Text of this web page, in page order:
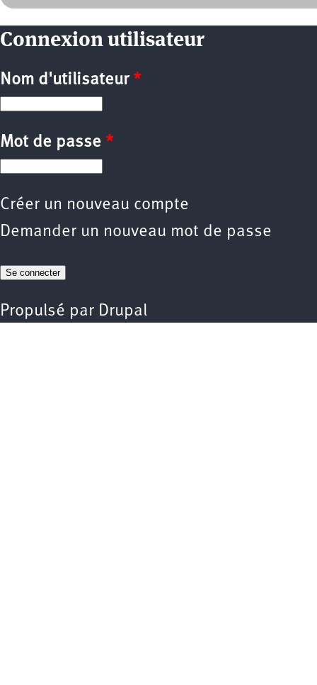
Connexion utilisateur
Nom d'utilisateur *
Mot de passe *
Créer un nouveau compte
Demander un nouveau mot de passe
Propulsé par Drupal